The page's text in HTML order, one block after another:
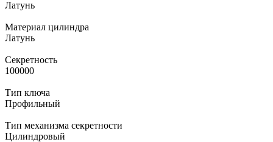
Латунь
Материал цилиндра
Латунь
Секретность
100000
Тип ключа
Профильный
Тип механизма секретности
Цилиндровый